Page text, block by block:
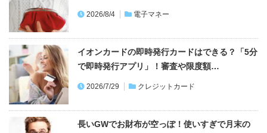
2026/8/4 電子マネー
イオンカードの即時発行カードはできる？「5分
で即時発行アプリ」！審査や限度額…
2026/7/29 クレジットカード
長いGWでお財布が空っぽ！使いすぎで月末の